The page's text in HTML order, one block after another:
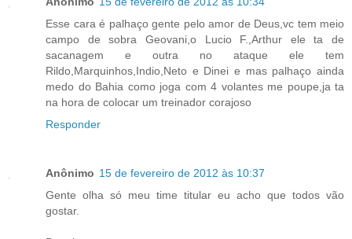
Esse cara é palhaço gente pelo amor de Deus,vc tem meio
campo de sobra Geovani,o Lucio F.,Arthur ele ta de
sacanagem e outra no ataque ele tem
Rildo,Marquinhos,Indio,Neto e Dinei e mas palhaço ainda
medo do Bahia como joga com 4 volantes me poupe,ja ta
na hora de colocar um treinador corajoso
Responder
Anônimo 15 de fevereiro de 2012 às 10:37
Gente olha só meu time titular eu acho que todos vão
gostar.